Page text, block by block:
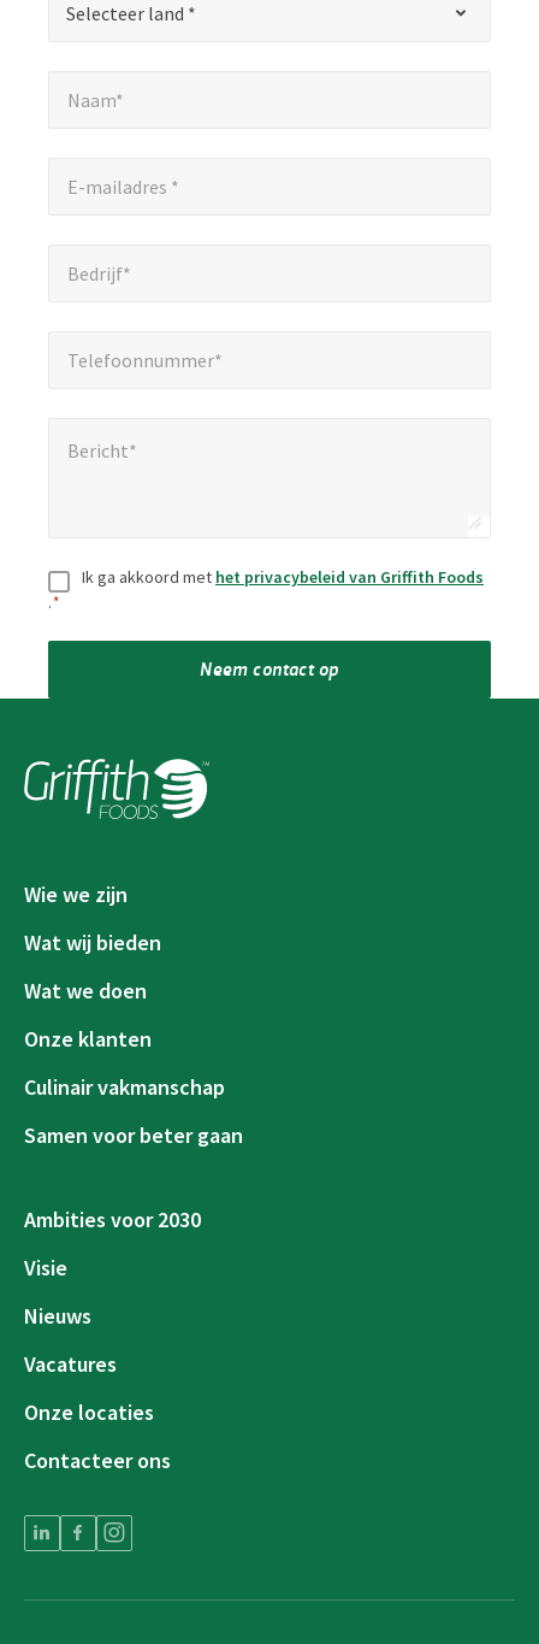
geeft
Selecteer land *
Naam*
E-mailadres *
Bedrijf*
Telefoonnummer*
Bericht*
Toestemming *
Ik ga akkoord met het privacybeleid van Griffith Foods
.*
Neem contact op
Wie we zijn
Wat wij bieden
Wat we doen
Onze klanten
Culinair vakmanschap
Samen voor beter gaan
Ambities voor 2030
Visie
Nieuws
Vacatures
Onze locaties
Contacteer ons